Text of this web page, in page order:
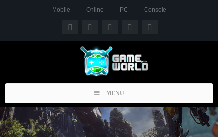
Mobile Online PC Console
Toggle
navigation
MENU